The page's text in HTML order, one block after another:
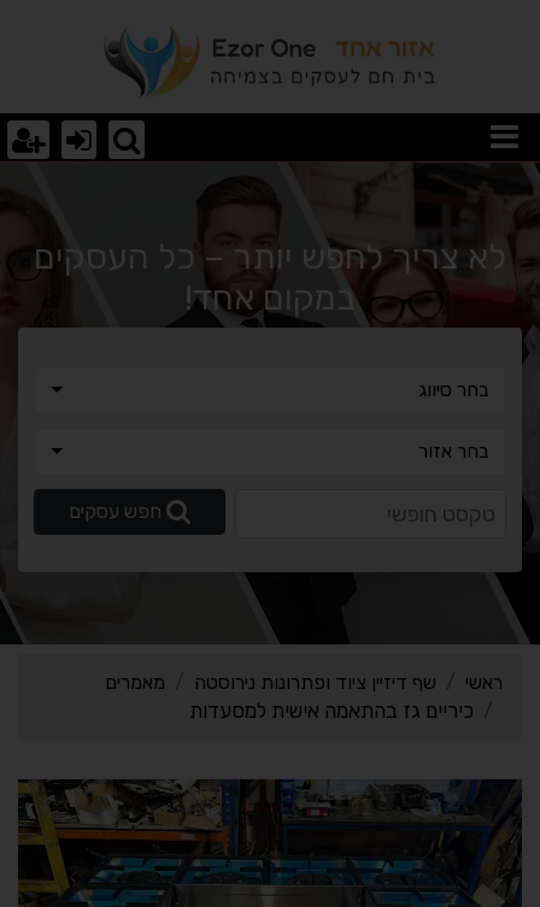
כיריים גז בהתאמה אישית
לא צריך לחפש יותר – כל העסקים
במקום אחד!
בחר סיווג
בחר אזור
חפש עסקים
ראשי שף דיזיין ציוד ופתרונות נירוסטה מאמרים
כיריים גז בהתאמה אישית למסעדות